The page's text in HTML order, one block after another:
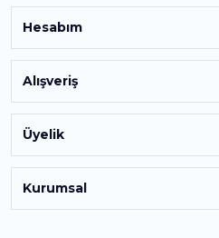
Hesabım
Alışveriş
Üyelik
Kurumsal